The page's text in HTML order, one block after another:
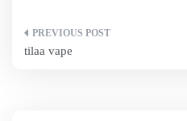
Artikkelien
tilaa vape